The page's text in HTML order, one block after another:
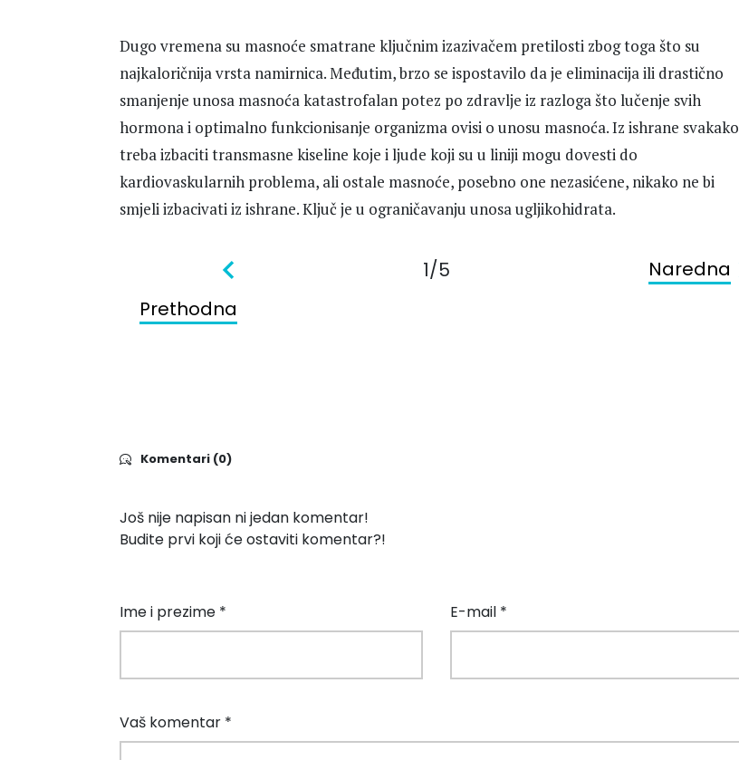
Dugo vremena su masnoće smatrane ključnim izazivačem pretilosti zbog toga što su
najkaloričnija vrsta namirnica. Međutim, brzo se ispostavilo da je eliminacija ili drastično
smanjenje unosa masnoća katastrofalan potez po zdravlje iz razloga što lučenje svih
hormona i optimalno funkcionisanje organizma ovisi o unosu masnoća. Iz ishrane svakako
treba izbaciti transmasne kiseline koje i ljude koji su u liniji mogu dovesti do
kardiovaskularnih problema, ali ostale masnoće, posebno one nezasićene, nikako ne bi
smjeli izbacivati iz ishrane. Ključ je u ograničavanju unosa ugljikohidrata.
Prethodna
1/5 Naredna
Komentari (0)
Još nije napisan ni jedan komentar!
Budite prvi koji će ostaviti komentar?!
Ime i prezime * E-mail *
Vaš komentar *